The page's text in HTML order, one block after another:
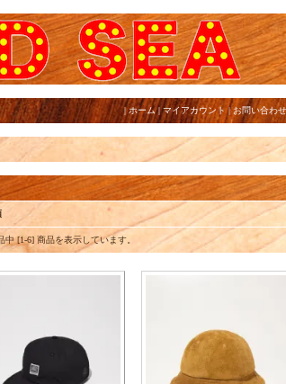
|ホーム|マイアカウント | お問い合わせ
中 [1-6] 商品を表示しています。